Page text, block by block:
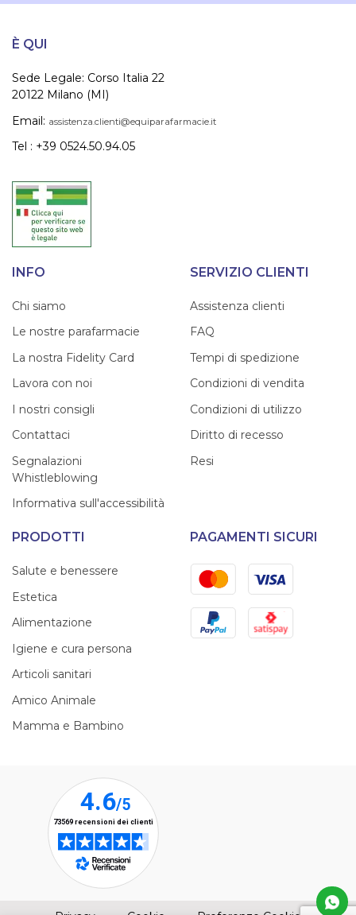
È QUI
Sede Legale: Corso Italia 22
20122 Milano (MI)
Email: assistenza.clienti@equiparafarmacie.it
Tel : +39 0524.50.94.05
INFO
Chi siamo
Le nostre parafarmacie
La nostra Fidelity Card
Lavora con noi
I nostri consigli
Contattaci
Segnalazioni
Whistleblowing
Informativa sull'accessibilità
SERVIZIO CLIENTI
Assistenza clienti
FAQ
Tempi di spedizione
Condizioni di vendita
Condizioni di utilizzo
Diritto di recesso
Resi
PRODOTTI
Salute e benessere
Estetica
Alimentazione
Igiene e cura persona
Articoli sanitari
Amico Animale
Mamma e Bambino
PAGAMENTI SICURI
MastercardVisa
PayPal Satispay